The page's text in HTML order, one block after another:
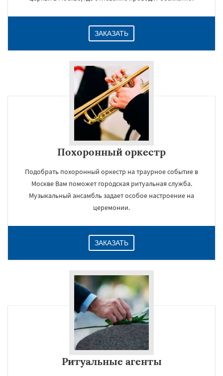
ЗАКАЗАТЬ
Похоронный оркестр
Подобрать похоронный оркестр на траурное событие в
Москве Вам поможет городская ритуальная служба.
Музыкальный ансамбль задает особое настроение на
церемонии.
ЗАКАЗАТЬ
Ритуальные агенты